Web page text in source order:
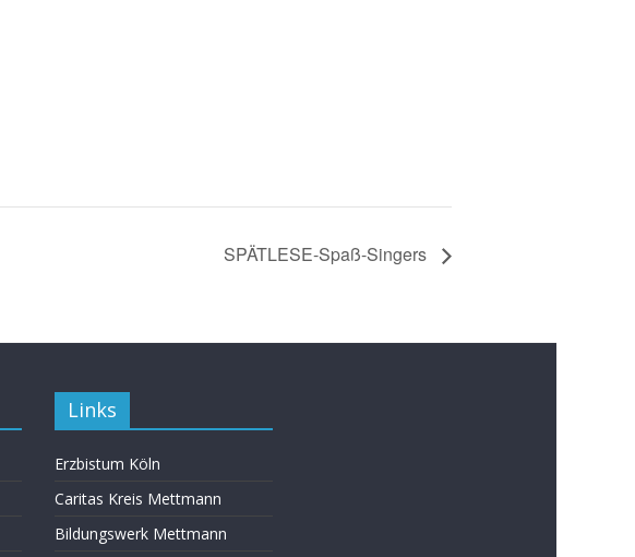
SPÄTLESE-Spaß-Singers
Links
Erzbistum Köln
Caritas Kreis Mettmann
Bildungswerk Mettmann